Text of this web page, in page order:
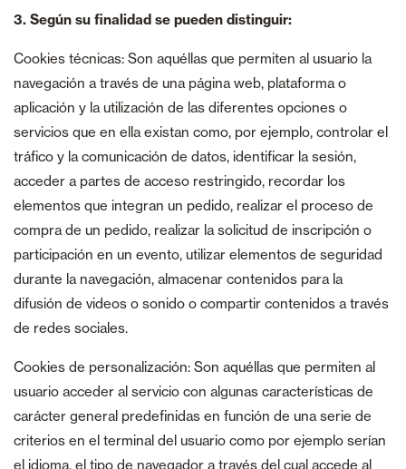
3. Según su finalidad se pueden distinguir:
Cookies técnicas: Son aquéllas que permiten al usuario la
navegación a través de una página web, plataforma o
aplicación y la utilización de las diferentes opciones o
servicios que en ella existan como, por ejemplo, controlar el
tráfico y la comunicación de datos, identificar la sesión,
acceder a partes de acceso restringido, recordar los
elementos que integran un pedido, realizar el proceso de
compra de un pedido, realizar la solicitud de inscripción o
participación en un evento, utilizar elementos de seguridad
durante la navegación, almacenar contenidos para la
difusión de videos o sonido o compartir contenidos a través
de redes sociales.
Cookies de personalización: Son aquéllas que permiten al
usuario acceder al servicio con algunas características de
carácter general predefinidas en función de una serie de
criterios en el terminal del usuario como por ejemplo serían
el idioma, el tipo de navegador a través del cual accede al